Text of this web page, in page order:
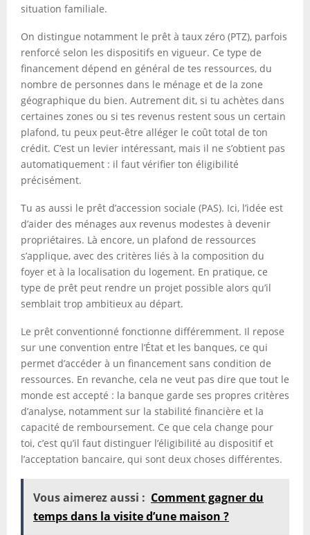
situation familiale.
On distingue notamment le prêt à taux zéro (PTZ), parfois
renforcé selon les dispositifs en vigueur. Ce type de
financement dépend en général de tes ressources, du
nombre de personnes dans le ménage et de la zone
géographique du bien. Autrement dit, si tu achètes dans
certaines zones ou si tes revenus restent sous un certain
plafond, tu peux peut-être alléger le coût total de ton
crédit. C’est un levier intéressant, mais il ne s’obtient pas
automatiquement : il faut vérifier ton éligibilité
précisément.
Tu as aussi le prêt d’accession sociale (PAS). Ici, l’idée est
d’aider des ménages aux revenus modestes à devenir
propriétaires. Là encore, un plafond de ressources
s’applique, avec des critères liés à la composition du
foyer et à la localisation du logement. En pratique, ce
type de prêt peut rendre un projet possible alors qu’il
semblait trop ambitieux au départ.
Le prêt conventionné fonctionne différemment. Il repose
sur une convention entre l’État et les banques, ce qui
permet d’accéder à un financement sans condition de
ressources. En revanche, cela ne veut pas dire que tout le
monde est accepté : la banque garde ses propres critères
d’analyse, notamment sur la stabilité financière et la
capacité de remboursement. Ce que cela change pour
toi, c’est qu’il faut distinguer l’éligibilité au dispositif et
l’acceptation bancaire, qui sont deux choses différentes.
Vous aimerez aussi : Comment gagner du
temps dans la visite d’une maison ?